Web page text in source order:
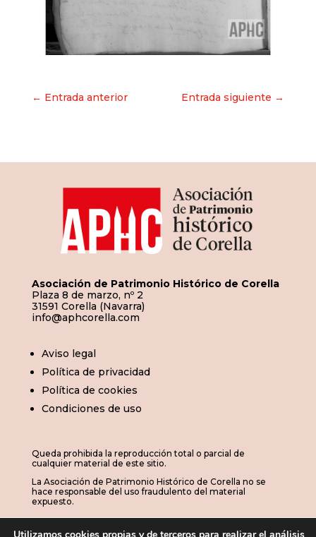
Navegación
← Entrada anterior Entrada siguiente →
Asociación de Patrimonio Histórico de Corella
Plaza 8 de marzo, nº 2
31591 Corella (Navarra)
info@aphcorella.com
Aviso legal
Política de privacidad
Política de cookies
Condiciones de uso
Queda prohibida la reproducción total o parcial de
cualquier material de este sitio.
La Asociación de Patrimonio Histórico de Corella no se
hace responsable del uso fraudulento del material
expuesto.